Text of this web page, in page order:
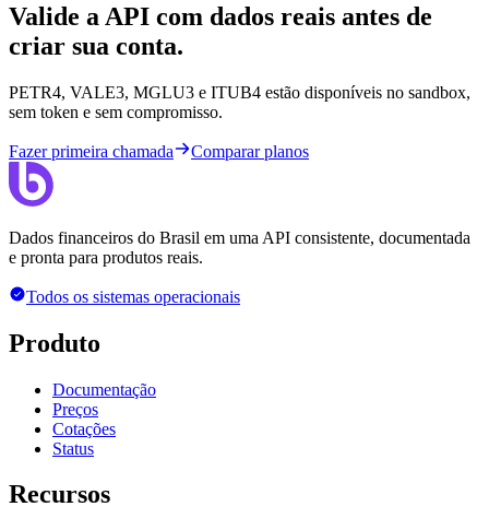
Valide a API com dados reais antes de
criar sua conta.
PETR4, VALE3, MGLU3 e ITUB4 estão disponíveis no sandbox,
sem token e sem compromisso.
Fazer primeira chamada Comparar planos
Dados financeiros do Brasil em uma API consistente, documentada
e pronta para produtos reais.
Todos os sistemas operacionais
Produto
Documentação
Preços
Cotações
Status
Recursos